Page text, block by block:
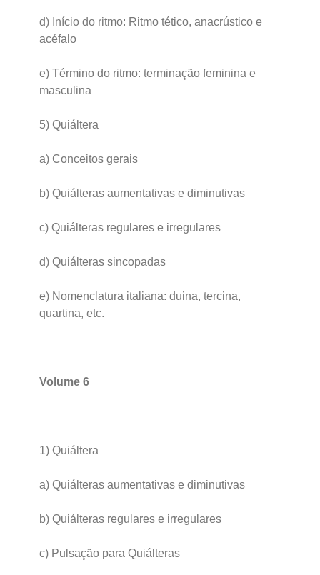
d) Início do ritmo: Ritmo tético, anacrústico e
acéfalo
e) Término do ritmo: terminação feminina e
masculina
5) Quiáltera
a) Conceitos gerais
b) Quiálteras aumentativas e diminutivas
c) Quiálteras regulares e irregulares
d) Quiálteras sincopadas
e) Nomenclatura italiana: duina, tercina,
quartina, etc.
Volume 6
1) Quiáltera
a) Quiálteras aumentativas e diminutivas
b) Quiálteras regulares e irregulares
c) Pulsação para Quiálteras